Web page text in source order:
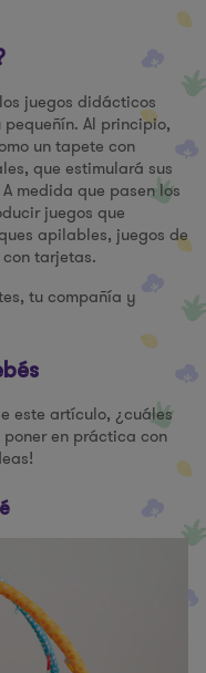
juegos didácticos
Al principio,
un tapete con
que estimulará sus
medida que pasen los
juegos que
apilables, juegos de
tarjetas.
tu compañía y
este artículo, ¿cuáles
en práctica con